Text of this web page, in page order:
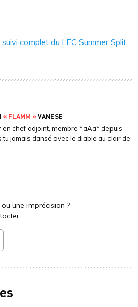
suivi complet du LEC Summer Split
« FLAMM »VANESE
en chef adjoint, membre *aAa* depuis
tu jamais dansé avec le diable au clair de
une imprécision ?